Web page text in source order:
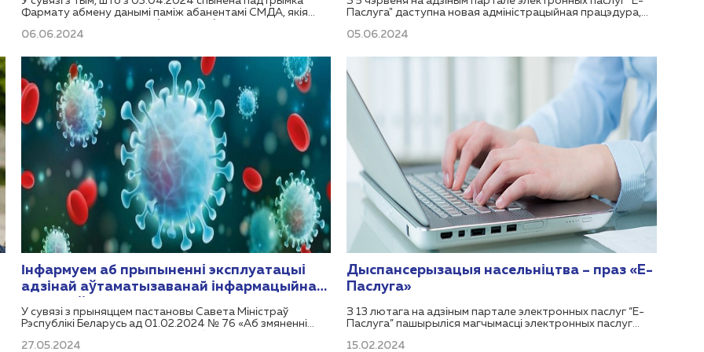
Фармату абмену данымі паміж абанентамі СМДА, якія
карыстальнікаў да рэсурсу «Воблачнае сховішча СМДА»
інфармацыі.
06.06.2024
Паслуга" даступна новая адміністрацыйная працэдура,
фінансаў Рэспублікі Беларусь:
05.06.2024
Інфармуем аб прыпыненні эксплуатацыі
адзінай аўтаматызаванай інфармацыйнай
COVID-19
У сувязі з прыняццем пастановы Савета Міністраў
Рэспублікі Беларусь ад 01.02.2024 № 76 «Аб змяненні
адпаведнасці з якой страціла сілу пастанова Савета
27.05.2024
Дыспансерызацыя насельніцтва – праз «Е-
Паслуга»
З 13 лютага на адзіным партале электронных паслуг “Е-
Паслуга” пашырыліся магчымасці электронных паслуг
фактараў рызыкі развіцця неінфекцыйных захворванняў
15.02.2024